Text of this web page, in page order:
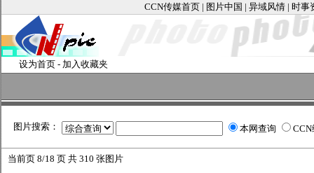
CCN传媒首页 | 图片中国 | 异域风情 | 时事
设为首页 - 加入收藏夹
图片搜索： 本网查询
当前页 8/18 页 共 310 张图片